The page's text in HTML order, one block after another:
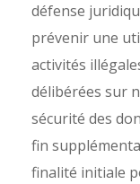
défense
prévenir une
activités
délibérées sur
sécurité des
fin
finalité initiale